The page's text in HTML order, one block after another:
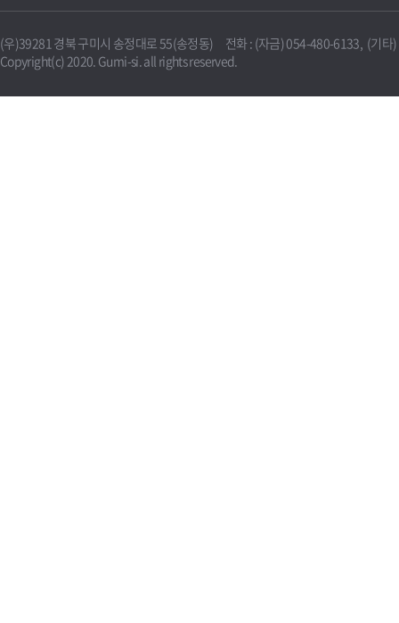
(우)39281 경북 구미시 송정대로 55(송정동) 전화 : (자금) 054-480-6133, (기타
Copyright(c) 2020. Gumi-si. all rights reserved.